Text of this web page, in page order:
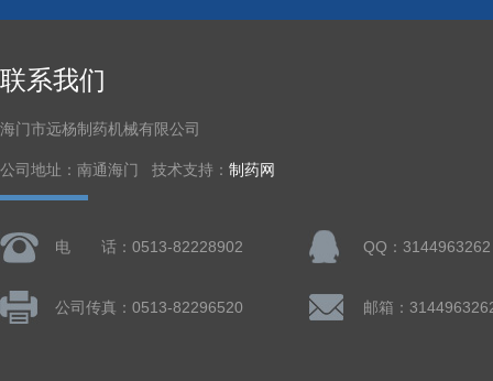
联系我们
海门市远杨制药机械有限公司
公司地址：南通海门 技术支持： 制药网
电 话：0513-82228902 QQ：3144963262
公司传真：0513-82296520 邮箱：